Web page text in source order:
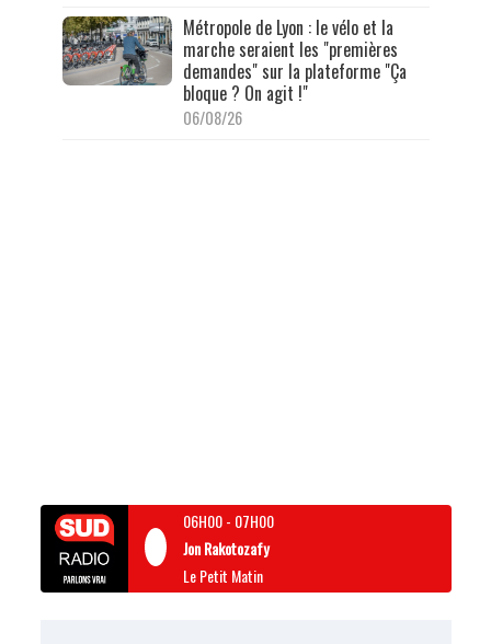
Métropole de Lyon : le vélo et la
marche seraient les "premières
demandes" sur la plateforme "Ça
bloque ? On agit !"
06/08/26
06H00- 07H00
Jon Rakotozafy
Le Petit Matin